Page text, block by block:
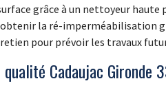
grâce à un nettoyeur
la ré-imperméabilisation
pour prévoir les travaux
Cadaujac Gironde